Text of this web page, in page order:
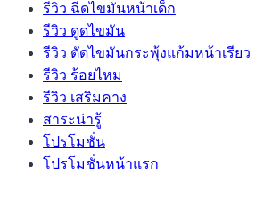
รีวิว ฉีดไขมันหน้าเด็ก
รีวิว ดูดไขมัน
รีวิว ตัดไขมันกระพุ้งแก้มหน้าเรียว
รีวิว ร้อยไหม
รีวิว เสริมคาง
สาระน่ารู้
โปรโมชั่น
โปรโมชั่นหน้าแรก